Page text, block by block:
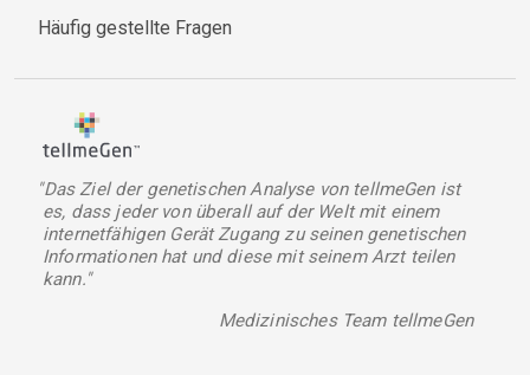
Häufig gestellte Fragen
"Das Ziel der genetischen Analyse von tellmeGen ist
es, dass jeder von überall auf der Welt mit einem
internetfähigen Gerät Zugang zu seinen genetischen
Informationen hat und diese mit seinem Arzt teilen
kann."
Medizinisches Team tellmeGen